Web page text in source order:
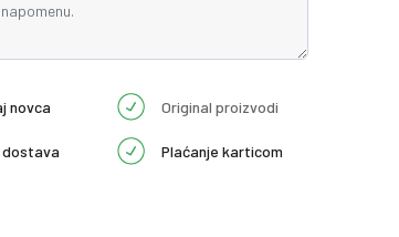
novca Original proizvodi
dostava Plaćanje karticom